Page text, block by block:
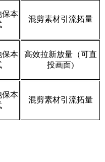
保本
混剪素材引流拓量
保本
高效拉新放量（可直
投画面)
保本
混剪素材引流拓量